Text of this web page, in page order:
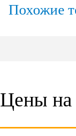
Похожие
Цены на